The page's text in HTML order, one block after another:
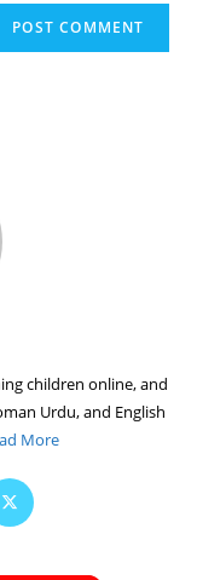
children online, and
Urdu, and English
More
Opens